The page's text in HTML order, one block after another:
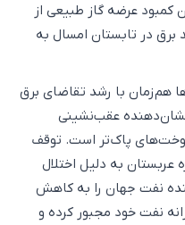
کمبود عرضه گاز طبیعی از
برق در تابستان امسال به
هم‌زمان با رشد تقاضای برق
نشان‌دهنده عقب‌نشینی
پاک‌تر است. توقف
عربستان به دلیل اختلال
نفت جهان را به کاهش
روزانه نفت خود مجبور کرده و